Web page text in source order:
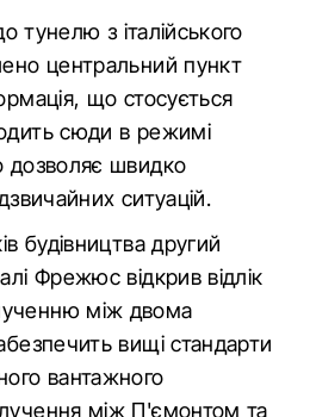
тунелю з італійського
центральний пункт
що стосується
сюди в режимі
дозволяє швидко
ситуацій.
будівництва другий
Фрежюс відкрив відлік
між двома
вищі стандарти
вантажного
між П'ємонтом та